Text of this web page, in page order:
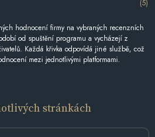
(5)
hodnocení firmy na vybraných recenzních
od spuštění programu a vycházejí z
Každá křivka odpovídá jiné službě, což
mezi jednotlivými platformami.
stránkách